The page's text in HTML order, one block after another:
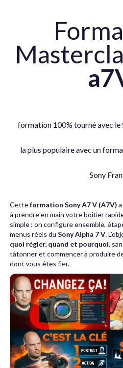
formation 100% tourné avec le
la plus populaire avec un
Sony
Cetteformation Sony A7 V (A7V)
à prendre en main votre boîtier
simple : on configure ensemble,
menus réels du Sony Alpha 7 V.
quoi régler, quand et pourquoi,
tâtonner et commencer à produire
dont vous êtes fier.